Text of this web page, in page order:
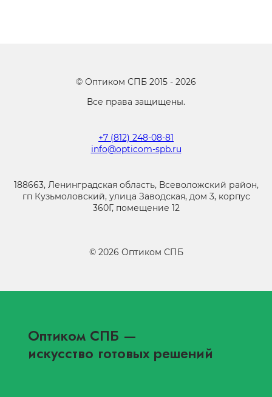
© Оптиком СПБ 2015 - 2026
Все права защищены.
+7 (812) 248-08-81
info@opticom-spb.ru
188663, Ленинградская область, Всеволожский район,
гп Кузьмоловский, улица Заводская, дом 3, корпус
360Г, помещение 12
© 2026 Оптиком СПБ
Оптиком СПБ —
искусство готовых решений